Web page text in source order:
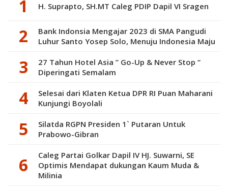
H. Suprapto, SH.MT Caleg PDIP Dapil VI Sragen
Bank Indonsia Mengajar 2023 di SMA Pangudi
Luhur Santo Yosep Solo, Menuju Indonesia Maju
27 Tahun Hotel Asia ” Go-Up & Never Stop “
Diperingati Semalam
Selesai dari Klaten Ketua DPR RI Puan Maharani
Kunjungi Boyolali
Silatda RGPN Presiden 1` Putaran Untuk
Prabowo-Gibran
Caleg Partai Golkar Dapil IV HJ. Suwarni, SE
Optimis Mendapat dukungan Kaum Muda &
Milinia